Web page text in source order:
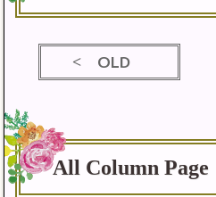
OLD
All Column Page